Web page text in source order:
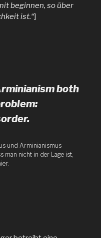
beginnen, so über
ist.“]
both
und Arminianismus
man nicht in der Lage ist,